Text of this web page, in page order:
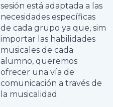
sesión está adaptada a las
necesidades específicas
de cada grupo ya que, sim
importar las habilidades
musicales de cada
alumno, queremos
ofrecer una vía de
comunicación a través de
la musicalidad.